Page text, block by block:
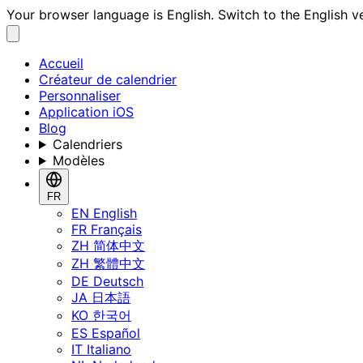
Your browser language is English. Switch to the English
Accueil
Créateur de calendrier
Personnaliser
Application iOS
Blog
Calendriers
Modèles
FR
EN English
FR Français
ZH 简体中文
ZH 繁體中文
DE Deutsch
JA 日本語
KO 한국어
ES Español
IT Italiano